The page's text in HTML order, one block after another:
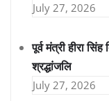
July 27, 2026
पूर्व मंत्री हीरा
श्रद्धांजलि
July 27, 2026